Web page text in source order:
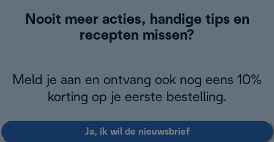
Nooit meer acties, handige tips en
recepten missen?
Meld je aan en ontvang ook nog eens 10%
korting op je eerste bestelling.
Ja, ik wil de nieuwsbrief